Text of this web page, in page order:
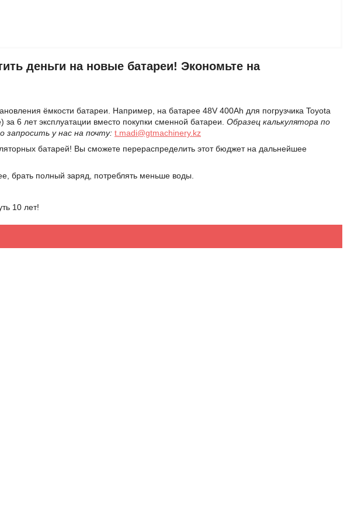
деньги на новые батареи! Экономьте на
ёмкости батареи. Например, на батарее 48V 400Ah для погрузчика Toyota
6 лет эксплуатации вместо покупки сменной батареи. Образец калькулятора по
запросить у нас на почту: t.madi@gtmachinery.kz
батарей! Вы сможете перераспределить этот бюджет на дальнейшее
брать полный заряд, потреблять меньше воды.
10 лет!